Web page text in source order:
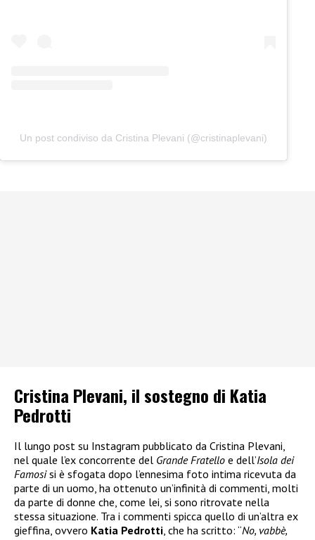
Un post condiviso da Cristina Plevani (@cristinaplevani)
Cristina Plevani, il sostegno di Katia
Pedrotti
Il lungo post su Instagram pubblicato da Cristina Plevani,
nel quale l’ex concorrente del Grande Fratello e dell’Isola dei
Famosisi è sfogata dopo l’ennesima foto intima ricevuta da
parte di un uomo, ha ottenuto un’infinità di commenti, molti
da parte di donne che, come lei, si sono ritrovate nella
stessa situazione. Tra i commenti spicca quello di un’altra ex
gieffina, ovvero Katia Pedrotti, che ha scritto: “No, vabbè,